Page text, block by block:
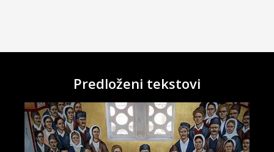
Predloženi tekstovi